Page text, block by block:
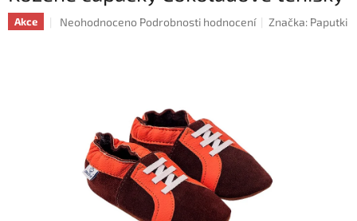
Akce
Průměrné
Neohodnoceno Podrobnosti hodnocení Značka: Paputki